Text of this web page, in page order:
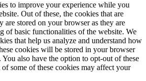
to improve your experience while you
Out of these, the cookies that are
are stored on your browser as they are
of basic functionalities of the website. We
that help us analyze and understand how
cookies will be stored in your browser
also have the option to opt-out of these
some of these cookies may affect your